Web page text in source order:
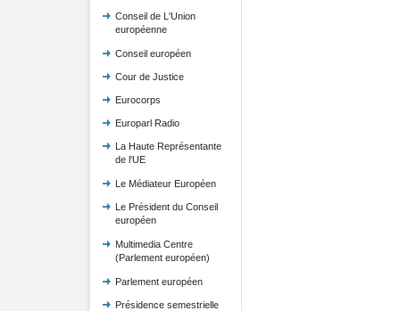
Conseil de L'Union
européenne
Conseil européen
Cour de Justice
Eurocorps
Europarl Radio
La Haute Représentante
de l'UE
Le Médiateur Européen
Le Président du Conseil
européen
Multimedia Centre
(Parlement européen)
Parlement européen
Présidence semestrielle